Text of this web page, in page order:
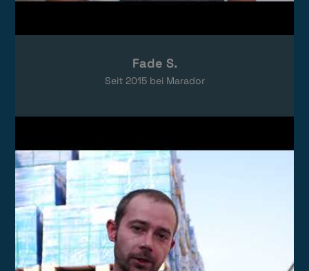
Das Video wird von YouTube eingebettet.
Es gelten die
Datenschutzerklärungen
Fade S.
Seit 2015bei Marador